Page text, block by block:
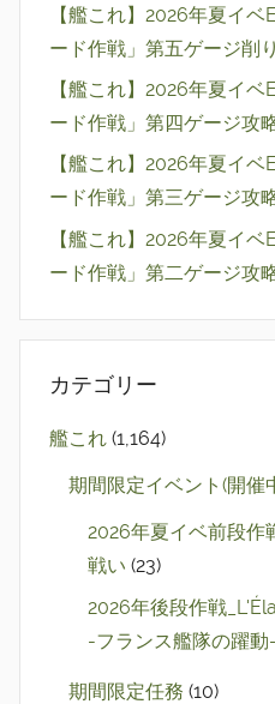
【艦これ】2026年夏イ
ード作戦」第五ゲージ削り
【艦これ】2026年夏イ
ード作戦」第四ゲージ攻
【艦これ】2026年夏イ
ード作戦」第三ゲージ攻
【艦これ】2026年夏イ
ード作戦」第二ゲージ攻
カテゴリー
艦これ (1,164)
期間限定イベント(開催
2026年夏イベ前段作
戦い (23)
2026年後段作戦
-フランス艦隊の躍動-
期間限定任務 (10)